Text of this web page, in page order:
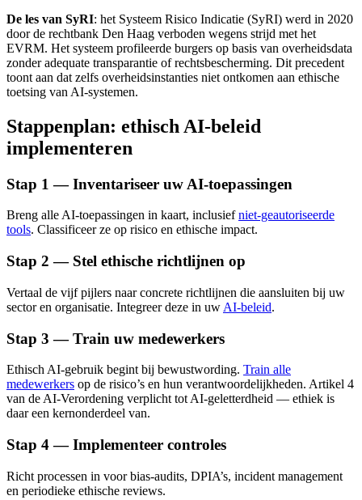
De les van SyRI: het Systeem Risico Indicatie (SyRI) werd in 2020
door de rechtbank Den Haag verboden wegens strijd met het
EVRM. Het systeem profileerde burgers op basis van overheidsdata
zonder adequate transparantie of rechtsbescherming. Dit precedent
toont aan dat zelfs overheidsinstanties niet ontkomen aan ethische
toetsing van AI-systemen.
Stappenplan: ethisch AI-beleid
implementeren
Stap 1 — Inventariseer uw AI-toepassingen
Breng alle AI-toepassingen in kaart, inclusiefniet-geautoriseerde
tools. Classificeer ze op risico en ethische impact.
Stap 2 — Stel ethische richtlijnen op
Vertaal de vijf pijlers naar concrete richtlijnen die aansluiten bij uw
sector en organisatie. Integreer deze in uw AI-beleid.
Stap 3 — Train uw medewerkers
Ethisch AI-gebruik begint bij bewustwording. Train alle
medewerkers op de risico’s en hun verantwoordelijkheden. Artikel 4
van de AI-Verordening verplicht tot AI-geletterdheid — ethiek is
daar een kernonderdeel van.
Stap 4 — Implementeer controles
Richt processen in voor bias-audits, DPIA’s, incident management
en periodieke ethische reviews.